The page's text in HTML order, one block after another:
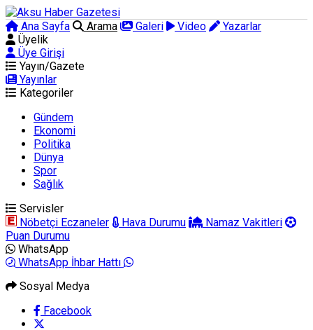
Ana Sayfa Arama Galeri Video
Yazarlar
Üyelik
Üye Girişi
Yayın/Gazete
Yayınlar
Kategoriler
Gündem
Ekonomi
Politika
Dünya
Spor
Sağlık
Servisler
Nöbetçi Eczaneler
Hava Durumu
Namaz Vakitleri
Puan Durumu
WhatsApp
WhatsApp İhbar Hattı
Sosyal Medya
Facebook